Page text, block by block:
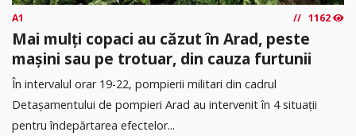
A1 1162
Mai mulți copaci au căzut în Arad, peste
mașini sau pe trotuar, din cauza furtunii
În intervalul orar 19-22, pompierii militari din cadrul
Detașamentului de pompieri Arad au intervenit în 4 situații
pentru îndepărtarea efectelor...